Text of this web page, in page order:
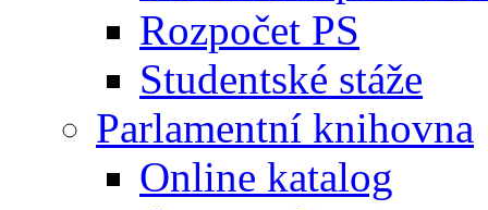
Rozpočet PS
Studentské stáže
Parlamentní knihovna
Online katalog